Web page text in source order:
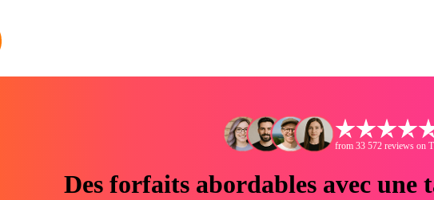
from 33 572 reviews on
Des forfaits abordables avec